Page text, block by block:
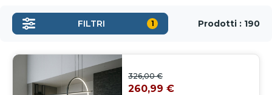
FILTRI 1 Prodotti : 190
326,00 €
260,99 €